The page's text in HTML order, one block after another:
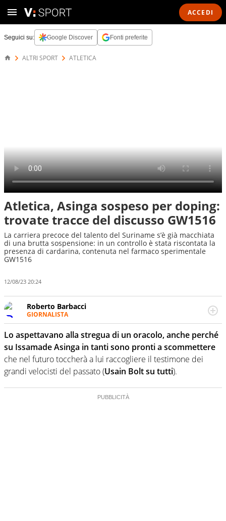
ACCEDI
Seguici su: Google Discover Fonti preferite
ALTRI SPORT ATLETICA
Atletica, Asinga sospeso per doping:
trovate tracce del discusso GW1516
La carriera precoce del talento del Suriname s’è già macchiata
di una brutta sospensione: in un controllo è stata riscontata la
presenza di cardarina, contenuta nel farmaco sperimentale
GW1516
12/08/23 20:24
Roberto Barbacci
GIORNALISTA
Giornalista (pubblicista) sportivo a tutto campo, è il
tuttologo di Virgilio Sport. Provate a chiedergli di boxe, di
scherma, di volley o di curling: ve ne farà innamorare
Lo aspettavano alla stregua di un oracolo, anche perché
su Issamade Asinga in tanti sono pronti a scommettere
che nel futuro toccherà a lui raccogliere il testimone dei
grandi velocisti del passato (Usain Bolt su tutti).